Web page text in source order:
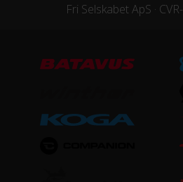
STEL
Addict HMF Carbon, Fast
Fri Selskabet ApS ·